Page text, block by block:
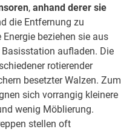
, anhand derer sie
die Entfernung zu
beziehen sie aus
aufladen. Die
rotierender
besetzter Walzen. Zum
sich vorrangig kleinere
wenig Möblierung.
stellen oft